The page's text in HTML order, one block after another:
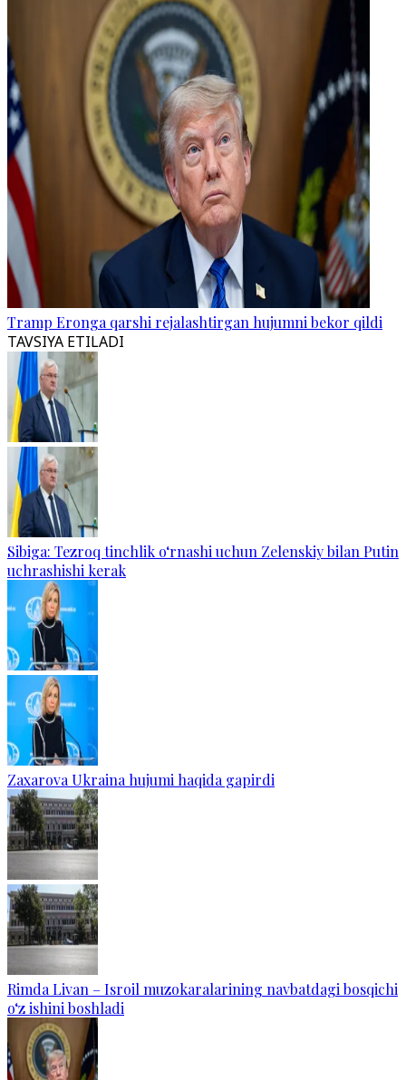
Tramp Eronga qarshi rejalashtirgan hujumni bekor qildi
TAVSIYA ETILADI
Sibiga: Tezroq tinchlik o‘rnashi uchun Zelenskiy bilan Putin
uchrashishi kerak
Zaxarova Ukraina hujumi haqida gapirdi
Rimda Livan – Isroil muzokaralarining navbatdagi bosqichi
o‘z ishini boshladi